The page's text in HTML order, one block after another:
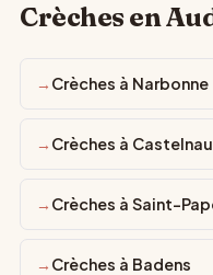
Crèches en
Crèches à Narbonne
Crèches à
Crèches à Saint-
Crèches à Badens